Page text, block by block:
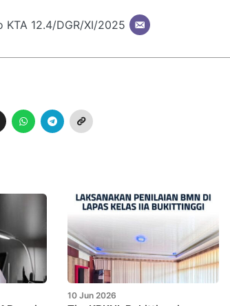
KTA 12.4/DGR/XI/2025
10 Jun 2026